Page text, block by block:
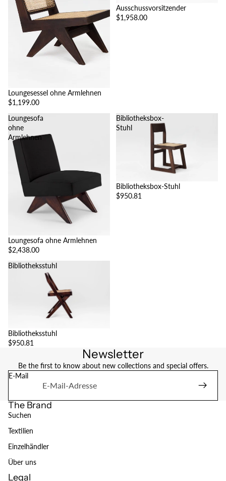
Loungesessel ohne Armlehnen
$1,199.00
Ausschussvorsitzender
$1,958.00
Loungesofa
ohne
Armlehnen
Loungesofa ohne Armlehnen
$2,438.00
Bibliotheksbox-
Stuhl
Bibliotheksbox-Stuhl
$950.81
Bibliotheksstuhl
Bibliotheksstuhl
$950.81
Newsletter
Be the first to know about new collections and special offers.
E-Mail
The Brand
Suchen
Textilien
Einzelhändler
Über uns
Legal